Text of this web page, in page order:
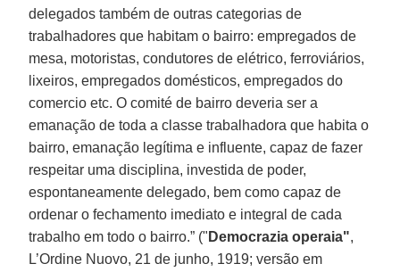
delegados também de outras categorias de
trabalhadores que habitam o bairro: empregados de
mesa, motoristas, condutores de elétrico, ferroviários,
lixeiros, empregados domésticos, empregados do
comercio etc. O comité de bairro deveria ser a
emanação de toda a classe trabalhadora que habita o
bairro, emanação legítima e influente, capaz de fazer
respeitar uma disciplina, investida de poder,
espontaneamente delegado, bem como capaz de
ordenar o fechamento imediato e integral de cada
trabalho em todo o bairro.” (" Democrazia operaia",
L’Ordine Nuovo, 21 de junho, 1919; versão em